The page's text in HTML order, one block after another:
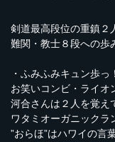
剣道最高段位の重鎮２
難関・教士８段への歩
・ふみふみキュン歩
お笑いコンビ・ライオ
河合さんは２人を覚え
ワタミオーガニックラ
”おらほ”はハワイの言